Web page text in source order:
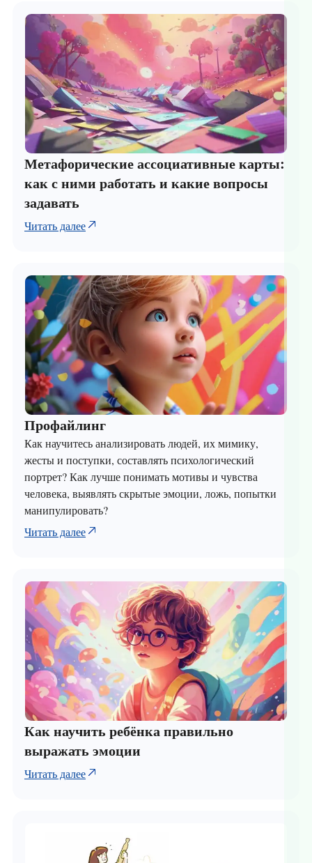
Метафорические ассоциативные карты:
как с ними работать и какие вопросы
задавать
Читать далее
Профайлинг
Как научитесь анализировать людей, их мимику,
жесты и поступки, составлять психологический
портрет? Как лучше понимать мотивы и чувства
человека, выявлять скрытые эмоции, ложь, попытки
манипулировать?
Читать далее
Как научить ребёнка правильно
выражать эмоции
Читать далее